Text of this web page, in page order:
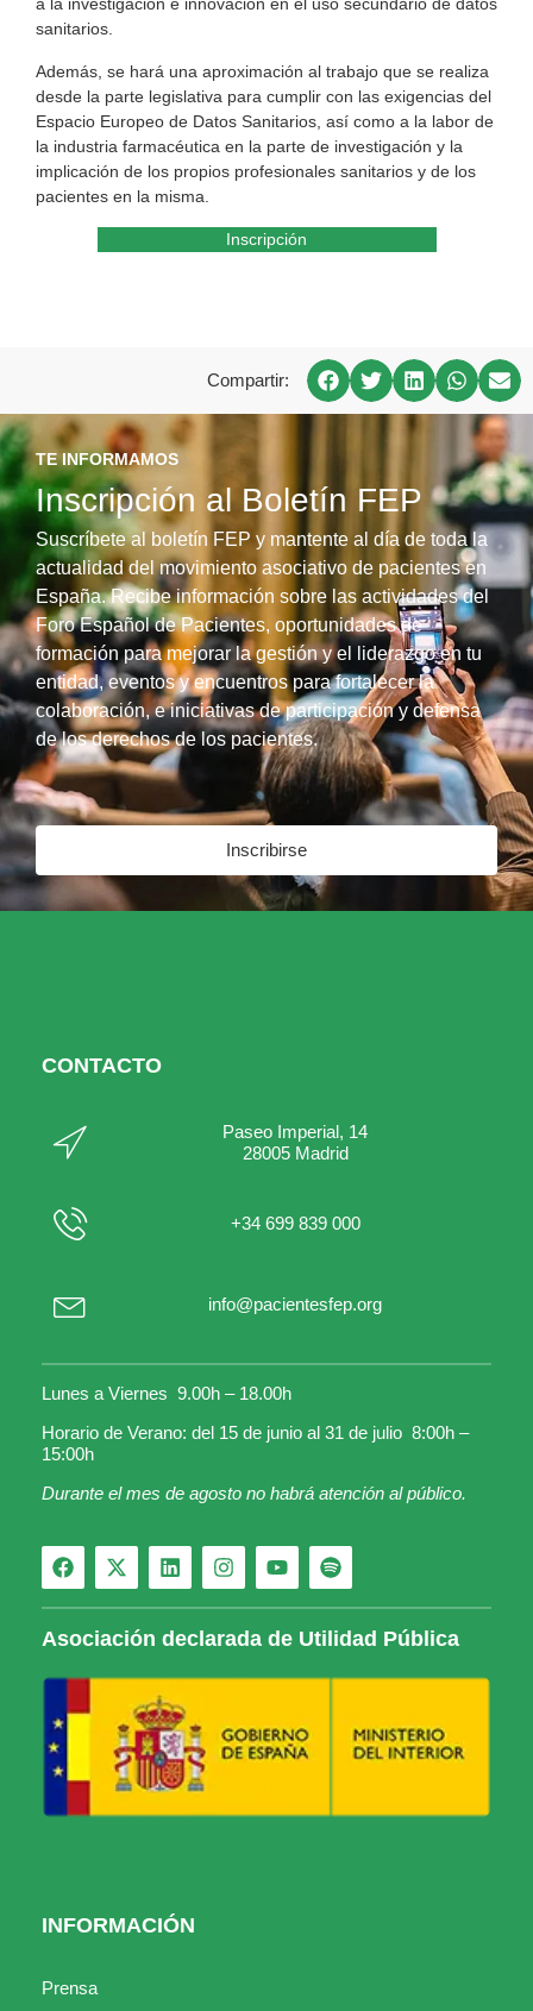
sanitarios.
Además, se hará una aproximación al trabajo que se realiza
desde la parte legislativa para cumplir con las exigencias del
Espacio Europeo de Datos Sanitarios, así como a la labor de
la industria farmacéutica en la parte de investigación y la
implicación de los propios profesionales sanitarios y de los
pacientes en la misma.
Inscripción
Compartir:
TE INFORMAMOS
Inscripción al Boletín FEP
Suscríbete al boletín FEP y mantente al día de toda la
actualidad del movimiento asociativo de pacientes en
España. Recibe información sobre las actividades del
Foro Español de Pacientes, oportunidades de
formación para mejorar la gestión y el liderazgo en tu
entidad, eventos y encuentros para fortalecer la
colaboración, e iniciativas de participación y defensa
de los derechos de los pacientes.
Inscribirse
CONTACTO
Paseo Imperial, 14
28005 Madrid
+34 699 839 000
info@pacientesfep.org
Lunes a Viernes 9.00h – 18.00h
Horario de Verano: del 15 de junio al 31 de julio 8:00h –
15:00h
Durante el mes de agosto no habrá atención al público.
Asociación declarada de Utilidad Pública
INFORMACIÓN
Prensa